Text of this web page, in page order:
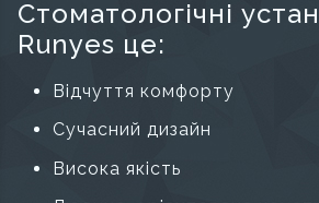
Стоматологічні
Runyes це:
Відчуття комфорту
Сучасний дизайн
Висока якість